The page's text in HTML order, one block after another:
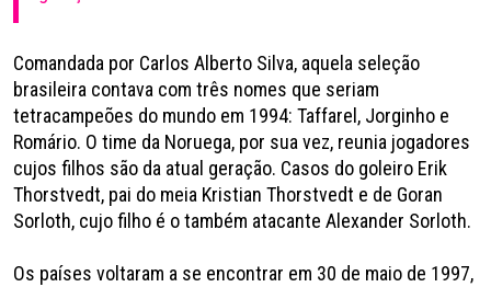
Comandada por Carlos Alberto Silva, aquela seleção
brasileira contava com três nomes que seriam
tetracampeões do mundo em 1994: Taffarel, Jorginho e
Romário. O time da Noruega, por sua vez, reunia jogadores
cujos filhos são da atual geração. Casos do goleiro Erik
Thorstvedt, pai do meia Kristian Thorstvedt e de Goran
Sorloth, cujo filho é o também atacante Alexander Sorloth.
Os países voltaram a se encontrar em 30 de maio de 1997,